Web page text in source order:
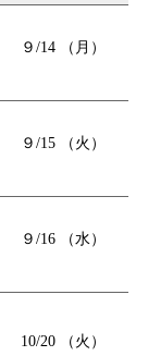
９/14 （月）
９/15 （火）
９/16 （水）
10/20 （火）